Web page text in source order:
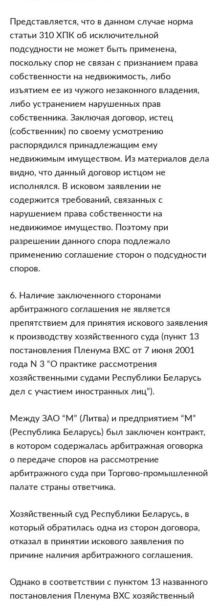
Представляется, что в данном случае норма
статьи 310 ХПК об исключительной
подсудности не может быть применена,
поскольку спор не связан с признанием права
собственности на недвижимость, либо
изъятием ее из чужого незаконного владения,
либо устранением нарушенных прав
собственника. Заключая договор, истец
(собственник) по своему усмотрению
распорядился принадлежащим ему
недвижимым имуществом. Из материалов дела
видно, что данный договор истцом не
исполнялся. В исковом заявлении не
содержится требований, связанных с
нарушением права собственности на
недвижимое имущество. Поэтому при
разрешении данного спора подлежало
применению соглашение сторон о подсудности
споров.
6. Наличие заключенного сторонами
арбитражного соглашения не является
препятствием для принятия искового заявления
к производству хозяйственного суда (пункт 13
постановления Пленума ВХС от 7 июня 2001
года N 3 “О практике рассмотрения
хозяйственными судами Республики Беларусь
дел с участием иностранных лиц”).
Между ЗАО “М” (Литва) и предприятием “М”
(Республика Беларусь) был заключен контракт,
в котором содержалась арбитражная оговорка
о передаче споров на рассмотрение
арбитражного суда при Торгово-промышленной
палате страны ответчика.
Хозяйственный суд Республики Беларусь, в
который обратилась одна из сторон договора,
отказал в принятии искового заявления по
причине наличия арбитражного соглашения.
Однако в соответствии с пунктом 13 названного
постановления Пленума ВХС хозяйственный